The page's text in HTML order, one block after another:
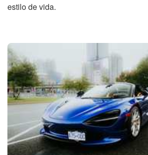
estilo de vida.